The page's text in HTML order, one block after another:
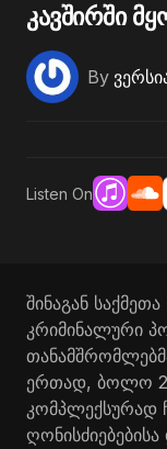
კავშირში
By
Listen On
შინაგან
კრიმინალური
ერთად, ბოლო 24
კომპლექსურად